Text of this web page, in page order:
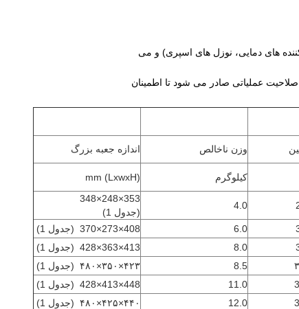
کننده های دمایی، نوزل های اسپری) و می
صلاحیت عملیاتی صادر می شود تا اطمینان
وزن ناخالص اندازه جعبه بزرگ
کیلوگرم (LxwxH) mm
4.0
353×248×348
(جدول 1)
6.0
408×273×370
(جدول 1)
8.0
413×363×428
(جدول 1)
8.5 ۴۲۳×۳۵۰×۴۸۰
(جدول 1)
11.0
448×413×428
(جدول 1)
12.0 ۴۴۰×۴۲۵×۴۸۰
(جدول 1)